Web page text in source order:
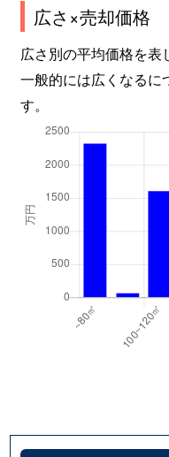
広さ×売却価格
広さ別の平均価格を表
一般的には広くなるに
す。